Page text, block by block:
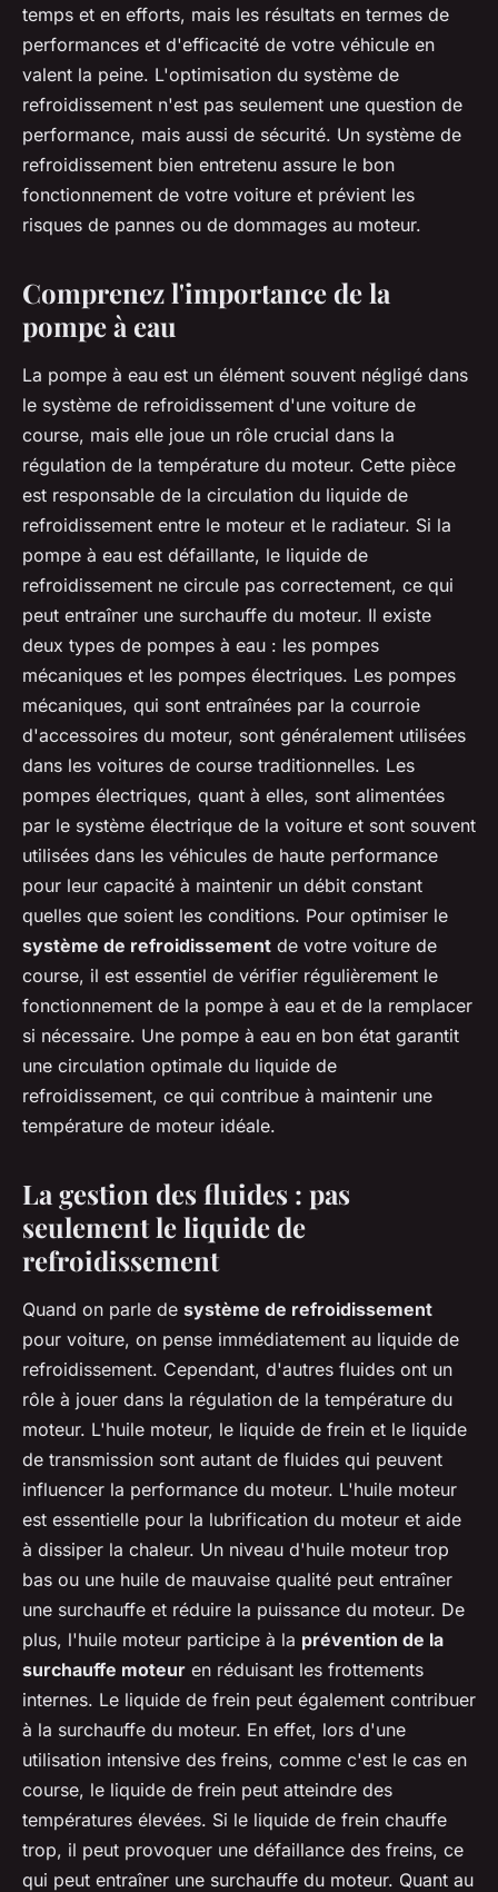
temps et en efforts, mais les résultats en termes de
performances et d'efficacité de votre véhicule en
valent la peine. L'optimisation du système de
refroidissement n'est pas seulement une question de
performance, mais aussi de sécurité. Un système de
refroidissement bien entretenu assure le bon
fonctionnement de votre voiture et prévient les
risques de pannes ou de dommages au moteur.
Comprenez l'importance de la
pompe à eau
La pompe à eau est un élément souvent négligé dans
le système de refroidissement d'une voiture de
course, mais elle joue un rôle crucial dans la
régulation de la température du moteur. Cette pièce
est responsable de la circulation du liquide de
refroidissement entre le moteur et le radiateur. Si la
pompe à eau est défaillante, le liquide de
refroidissement ne circule pas correctement, ce qui
peut entraîner une surchauffe du moteur. Il existe
deux types de pompes à eau : les pompes
mécaniques et les pompes électriques. Les pompes
mécaniques, qui sont entraînées par la courroie
d'accessoires du moteur, sont généralement utilisées
dans les voitures de course traditionnelles. Les
pompes électriques, quant à elles, sont alimentées
par le système électrique de la voiture et sont souvent
utilisées dans les véhicules de haute performance
pour leur capacité à maintenir un débit constant
quelles que soient les conditions. Pour optimiser le
système de refroidissement de votre voiture de
course, il est essentiel de vérifier régulièrement le
fonctionnement de la pompe à eau et de la remplacer
si nécessaire. Une pompe à eau en bon état garantit
une circulation optimale du liquide de
refroidissement, ce qui contribue à maintenir une
température de moteur idéale.
La gestion des fluides : pas
seulement le liquide de
refroidissement
Quand on parle de système de refroidissement
pour voiture, on pense immédiatement au liquide de
refroidissement. Cependant, d'autres fluides ont un
rôle à jouer dans la régulation de la température du
moteur. L'huile moteur, le liquide de frein et le liquide
de transmission sont autant de fluides qui peuvent
influencer la performance du moteur. L'huile moteur
est essentielle pour la lubrification du moteur et aide
à dissiper la chaleur. Un niveau d'huile moteur trop
bas ou une huile de mauvaise qualité peut entraîner
une surchauffe et réduire la puissance du moteur. De
plus, l'huile moteur participe à la prévention de la
surchauffe moteur en réduisant les frottements
internes. Le liquide de frein peut également contribuer
à la surchauffe du moteur. En effet, lors d'une
utilisation intensive des freins, comme c'est le cas en
course, le liquide de frein peut atteindre des
températures élevées. Si le liquide de frein chauffe
trop, il peut provoquer une défaillance des freins, ce
qui peut entraîner une surchauffe du moteur. Quant au